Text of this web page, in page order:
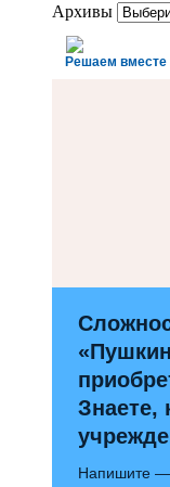
Архивы
Решаем вместе
Знаете,
Напишите